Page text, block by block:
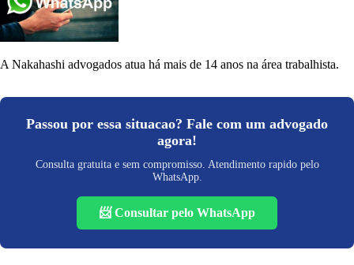
A Nakahashi advogados atua há mais de 14 anos na área trabalhista.
Passou por essa situacao? Fale com um advogado
agora!
Consulta gratuita e sem compromisso. Atendimento rapido pelo
WhatsApp.
📨 Consultar pelo WhatsApp